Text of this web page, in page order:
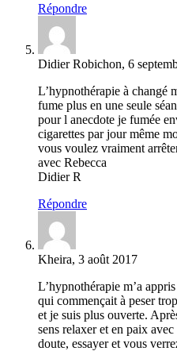
Répondre
Didier Robichon, 6
L’hypnothérapie à changé
fume plus en une seule
pour l anecdote je fumée
cigarettes par jour même
vous voulez vraiment
avec Rebecca
Didier R
Répondre
Kheira, 3 août 2017
L’hypnothérapie m’a
qui commençait à peser
et je suis plus ouverte.
sens relaxer et en paix
doute, essayer et vous